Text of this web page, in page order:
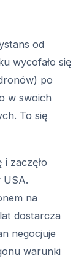
od
wycofało się
po
w swoich
To się
zaczęło
USA.
na
dostarcza
negocjuje
warunki